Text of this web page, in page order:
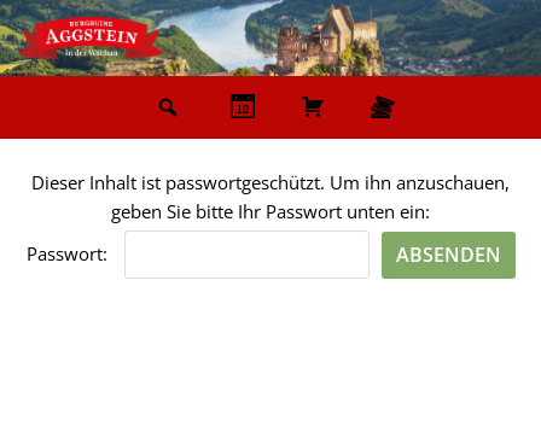
Zum
Inhalt
Dieser Inhalt ist passwortgeschützt. Um ihn anzuschauen,
geben Sie bitte Ihr Passwort unten ein:
Passwort: